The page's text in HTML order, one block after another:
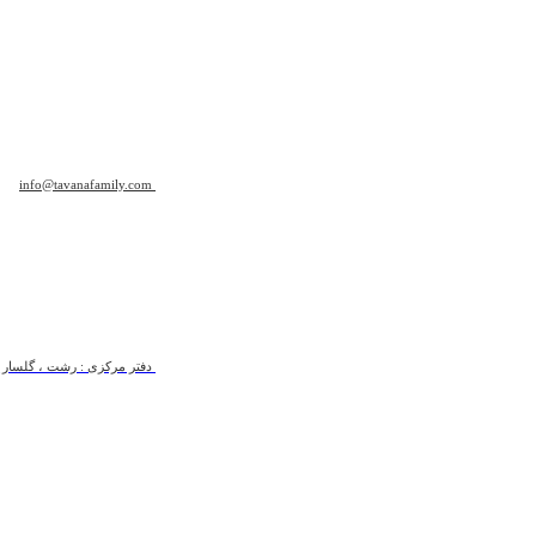
دفتر مرکزی : رشت ، گلسار ،